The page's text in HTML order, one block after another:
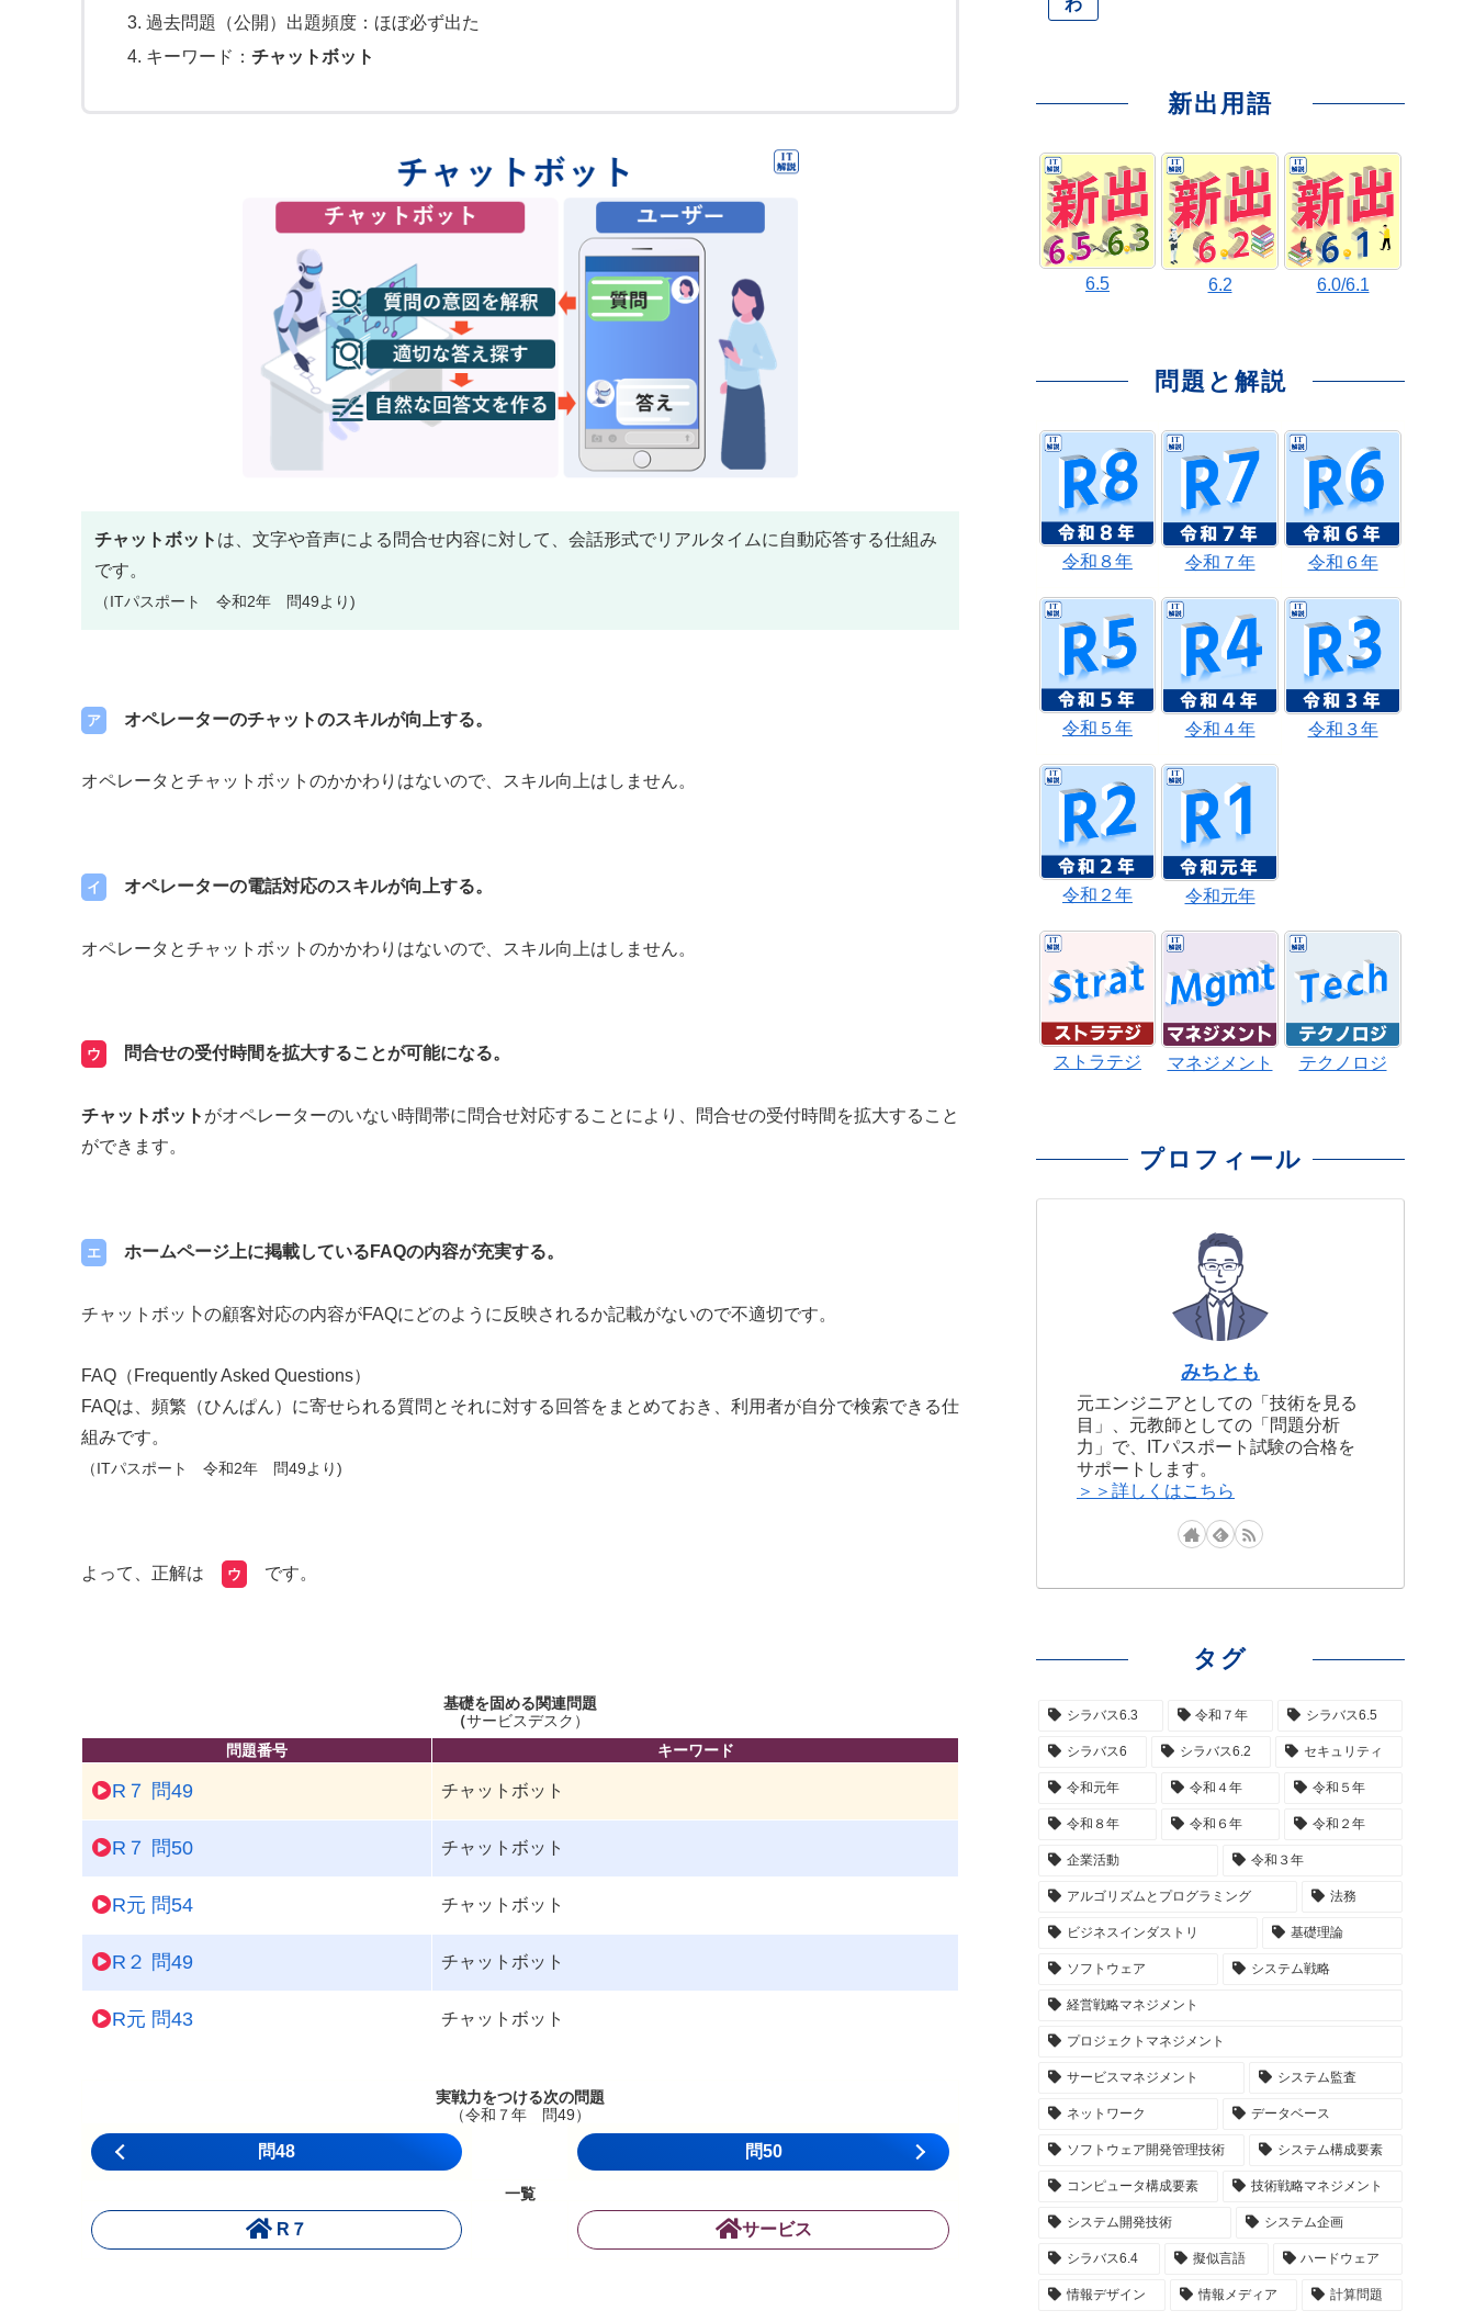
過去問題（公開）出題頻度：ほぼ必ず出た
キーワード： チャットボット
チャットボット は、文字や音声による問合せ内容に対して、会話形式でリアルタイムに自動応答する仕組み
です。
（ITパスポート 令和2年 問49より)
ア オペレーターのチャットのスキルが向上する。
オペレータとチャットボットのかかわりはないので、スキル向上はしません。
イ オペレーターの電話対応のスキルが向上する。
オペレータとチャットボットのかかわりはないので、スキル向上はしません。
ウ 問合せの受付時間を拡大することが可能になる。
チャットボット がオペレーターのいない時間帯に問合せ対応することにより、問合せの受付時間を拡大すること
ができます。
エ ホームページ上に掲載しているFAQの内容が充実する。
チャットボッ卜の顧客対応の内容がFAQにどのように反映されるか記載がないので不適切です。
FAQ（Frequently Asked Questions）
FAQは、頻繁（ひんぱん）に寄せられる質問とそれに対する回答をまとめておき、利用者が自分で検索できる仕
組みです。
（ITパスポート 令和2年 問49より)
よって、正解は ウ です。
基礎を固める関連問題
（サービスデスク）
問題番号
キーワード
R７ 問49 チャットボット
R７ 問50 チャットボット
R元 問54 チャットボット
R２ 問49 チャットボット
R元 問43 チャットボット
実戦力をつける次の問題
（令和７年 問49）
問48 問50
一覧
R７ サービス
わ
新出用語
6.5 6.2 6.0/6.1
問題と解説
令和８年 令和７年 令和６年
令和５年 令和４年 令和３年
令和２年 令和元年
ストラテジ マネジメント テクノロジ
プロフィール
みちとも
元エンジニアとしての「技術を見る
目」、元教師としての「問題分析
力」で、ITパスポート試験の合格を
サポートします。
＞＞詳しくはこちら
タグ
シラバス6.3 令和７年 シラバス6.5
シラバス6 シラバス6.2 セキュリティ
令和元年 令和４年 令和５年
令和８年 令和６年 令和２年
企業活動 令和３年
アルゴリズムとプログラミング 法務
ビジネスインダストリ 基礎理論
ソフトウェア システム戦略
経営戦略マネジメント
プロジェクトマネジメント
サービスマネジメント システム監査
ネットワーク データベース
ソフトウェア開発管理技術 システム構成要素
コンピュータ構成要素 技術戦略マネジメント
システム開発技術 システム企画
シラバス6.4 擬似言語 ハードウェア
情報デザイン 情報メディア 計算問題